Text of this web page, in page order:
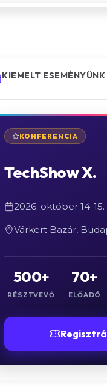
KIEMELT ESEMÉNYÜNK
KONFERENCIA
TechShow X.
2026. október 14-15.
Várkert Bazár,
500+
RÉSZTVEVŐ
70+
ELŐADÓ